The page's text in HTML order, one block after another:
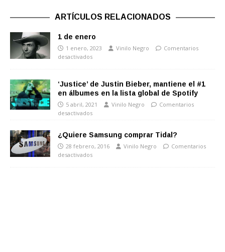
ARTÍCULOS RELACIONADOS
1 de enero
1 enero, 2023 Vinilo Negro
Comentarios
desactivados
‘Justice’ de Justin Bieber, mantiene el #1
en álbumes en la lista global de Spotify
5 abril, 2021 Vinilo Negro
Comentarios
desactivados
¿Quiere Samsung comprar Tidal?
28 febrero, 2016 Vinilo Negro
Comentarios
desactivados